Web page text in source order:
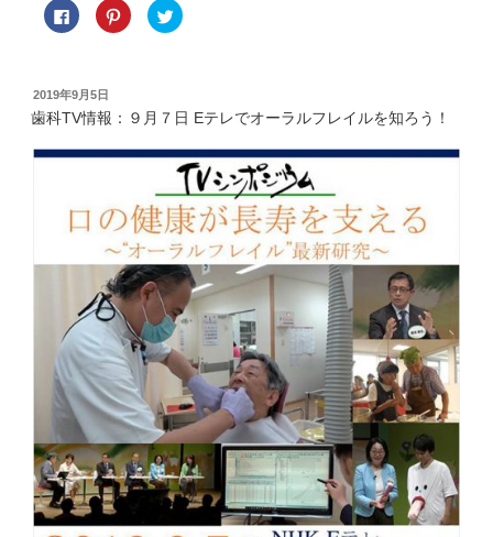
F
a
o
k
で
共
す
ク
リ
ッ
し
さ
い
(
新
し
い
ウ
ィ
ン
ド
ウ
で
開
き
ま
す
)
ク
リ
r
で
共
有
(
新
し
い
ウ
ィ
ン
ド
ウ
で
開
き
ま
す
)
ク
リ
i
t
e
r
で
共
有
(
新
し
い
ウ
ィ
ン
ド
ウ
で
開
き
ま
す
)
投
稿
2019年9月5日
歯科TV情報：９月７日 Eテレでオーラルフレイルを知ろう！